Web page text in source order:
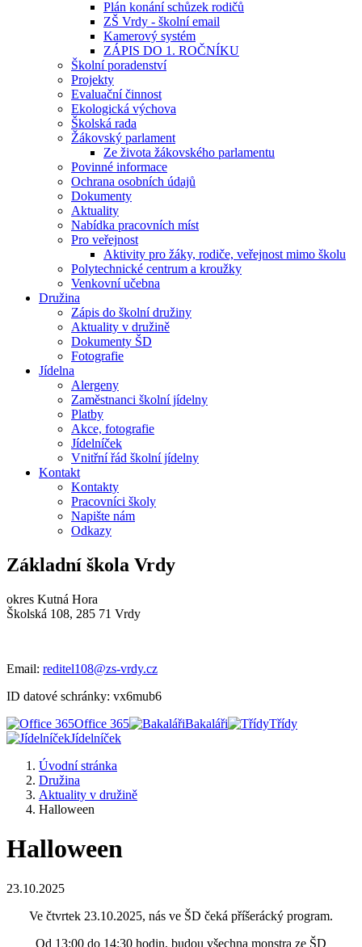
Plán konání schůzek rodičů
ZŠ Vrdy - školní email
Kamerový systém
ZÁPIS DO 1. ROČNÍKU
Školní poradenství
Projekty
Evaluační činnost
Ekologická výchova
Školská rada
Žákovský parlament
Ze života žákovského parlamentu
Povinné informace
Ochrana osobních údajů
Dokumenty
Aktuality
Nabídka pracovních míst
Pro veřejnost
Aktivity pro žáky, rodiče, veřejnost mimo školu
Polytechnické centrum a kroužky
Venkovní učebna
Družina
Zápis do školní družiny
Aktuality v družině
Dokumenty ŠD
Fotografie
Jídelna
Alergeny
Zaměstnanci školní jídelny
Platby
Akce, fotografie
Jídelníček
Vnitřní řád školní jídelny
Kontakt
Kontakty
Pracovníci školy
Napište nám
Odkazy
Základní škola Vrdy
okres Kutná Hora
Školská 108, 285 71 Vrdy
Email: reditel108@zs-vrdy.cz
ID datové schránky: vx6mub6
Office 365
Bakaláři
Třídy
Jídelníček
Úvodní stránka
Družina
Aktuality v družině
Halloween
Halloween
23.10.2025
Ve čtvrtek 23.10.2025, nás ve ŠD čeká příšerácký program.
Od 13:00 do 14:30 hodin, budou všechna monstra ze ŠD